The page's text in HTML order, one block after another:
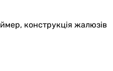
конструкція жалюзів